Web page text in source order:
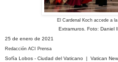
El Cardenal Koch accede a
Extramuros. Foto: Daniel
25 de enero de 2021
Redacción ACI Prensa
Sofía Lobos - Ciudad del Vaticano | Vatican